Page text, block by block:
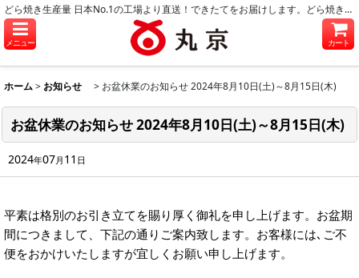
どら焼き生産量 日本No.1の工場より直送！できたてをお届けします。どら焼き・和菓子のお取り寄せに。
メニュー カート
ホーム > お知らせ > お盆休業のお知らせ 2024年8月10日(土)～8月15日(木)
お盆休業のお知らせ 2024年8月10日(土)～8月15日(木)
2024年07月 11 日
平素は格別のお引き立てを賜り厚く御礼を申し上げます。お盆期
間につきまして、下記の通りご案内致します。お客様には､ご不
便をおかけいたしますが宜しくお願い申し上げます。